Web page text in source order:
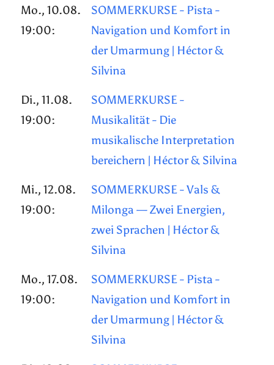
Mo., 10.08.
19:00:
SOMMERKURSE - Pista -
Navigation und Komfort in
der Umarmung | Héctor &
Silvina
Di., 11.08.
19:00:
SOMMERKURSE -
Musikalität - Die
musikalische Interpretation
bereichern | Héctor & Silvina
Mi., 12.08.
19:00:
SOMMERKURSE - Vals &
Milonga — Zwei Energien,
zwei Sprachen | Héctor &
Silvina
Mo., 17.08.
19:00:
SOMMERKURSE - Pista -
Navigation und Komfort in
der Umarmung | Héctor &
Silvina